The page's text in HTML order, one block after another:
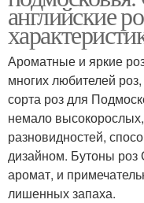
английские
Ароматные и яркие
многих любителей
сорта роз для
немало
разновидностей,
дизайном. Бутоны роз
аромат, и
лишенных запаха.